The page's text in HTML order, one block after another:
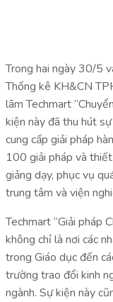
Trong hai ngày 30/5
Thống kê KH&CN
lãm Techmart
kiện này đã thu hút
cung cấp giải pháp
100 giải pháp và
giảng dạy, phục vụ
trung tâm và viện
Techmart “Giải pháp
không chỉ là nơi các
trong Giáo dục đến
trường trao đổi kinh
ngành. Sự kiện này